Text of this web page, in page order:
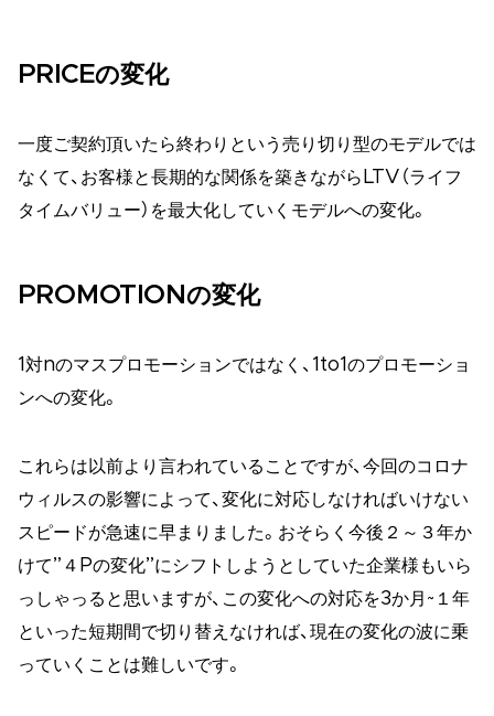
PRICEの変化
一度ご契約頂いたら終わりという売り切り型のモデルでは
なくて、お客様と長期的な関係を築きながらLTV（ライフ
タイムバリュー）を最大化していくモデルへの変化。
PROMOTIONの変化
1対nのマスプロモーションではなく、1to1のプロモーショ
ンへの変化。
これらは以前より言われていることですが、今回のコロナ
ウィルスの影響によって、変化に対応しなければいけない
スピードが急速に早まりました。おそらく今後２～３年か
けて”４Pの変化”にシフトしようとしていた企業様もいら
っしゃっると思いますが、この変化への対応を3か月~１年
といった短期間で切り替えなければ、現在の変化の波に乗
っていくことは難しいです。